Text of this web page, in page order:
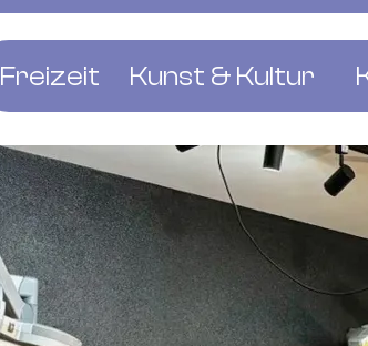
Freizeit
Musik & Konzerte
Club & Party
Familie & Kinder
Kino & Film
Hotels
Kunst & Kultur
Museen
Theater
Galerien &
Literatur & Bücher